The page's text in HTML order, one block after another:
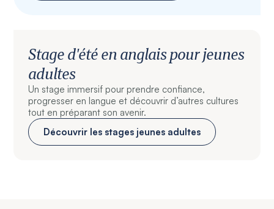
Stage d'été en anglais pour jeunes
adultes
Un stage immersif pour prendre confiance,
progresser en langue et découvrir d’autres cultures
tout en préparant son avenir.
Découvrir les stages jeunes adultes